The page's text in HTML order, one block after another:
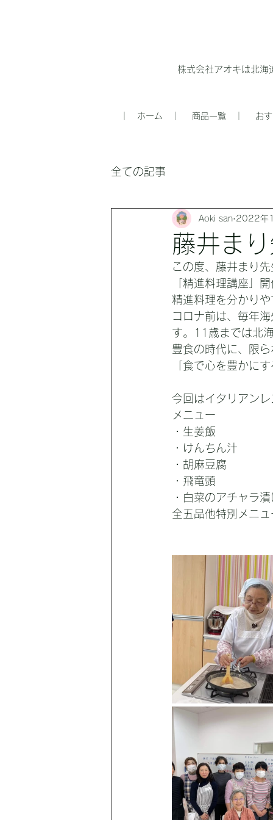
株式会社アオキは北
｜ ホーム ｜ 商品一覧 ｜ お
全ての記事
藤井ま
Aoki san 2022年
この度、藤井まり
「精進料理講座」開
精進料理を分かり
コロナ前は、毎年
す。11歳までは北
豊食の時代に、限
「食で心を豊かに
今回はイタリアン
メニュー
・生姜飯
・けんちん汁
・胡麻豆腐
・飛竜頭
・白菜のアチャラ漬
全五品他特別メニュ